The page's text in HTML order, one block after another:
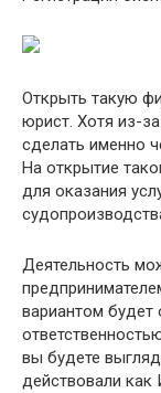
Открыть такую
юрист. Хотя из-
сделать именно
На открытие
для оказания
Деятельность
вариантом будет
вы будете
действовали как